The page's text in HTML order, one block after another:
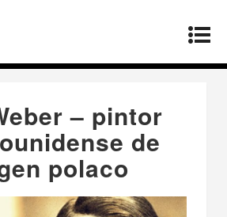
de origen polaco
– pintor
de
polaco